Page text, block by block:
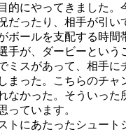
的にやってきました。
だったり、相手が引い
ボールを支配する時間
手が、ダービーという
ミスがあって、相手に
まった。こちらのチャ
なかった。そういった
っています。
トにあたったシュート